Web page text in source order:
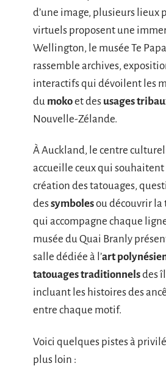
d’une image, plusieurs lieux
virtuels proposent une
Wellington, le musée Te
rassemble archives,
interactifs qui dévoilent les
du mokoet des usages
Nouvelle-Zélande.
À Auckland, le centre
accueille ceux qui souhaitent
création des tatouages,
dessymbolesou découvrir
qui accompagne chaque
musée du Quai Branly
salle dédiée à l’art
tatouages traditionnelsdes
incluant les histoires des
entre chaque motif.
Voici quelques pistes à
plus loin :